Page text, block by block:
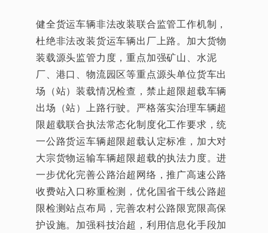
健全货运车辆非法改装联合监管工作机制，
杜绝非法改装货运车辆出厂上路。加大货物
装载源头监管力度，重点加强矿山、水泥
厂、港口、物流园区等重点源头单位货车出
场（站）装载情况检查，禁止超限超载车辆
出场（站）上路行驶。严格落实治理车辆超
限超载联合执法常态化制度化工作要求，统
一公路货运车辆超限超载认定标准，加大对
大宗货物运输车辆超限超载的执法力度。进
一步优化完善公路治超网络，推广高速公路
收费站入口称重检测，优化国省干线公路超
限检测站点布局，完善农村公路限宽限高保
护设施。加强科技治超，利用信息化手段加